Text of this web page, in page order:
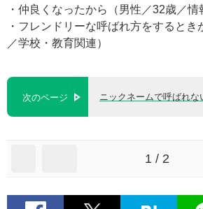
・仲良くなったから（男性／32歳／情
・フレンドリーな呼ばれ方をすると
／学校・教育関連）
次のページ ニックネームで呼ばれな
1 / 2